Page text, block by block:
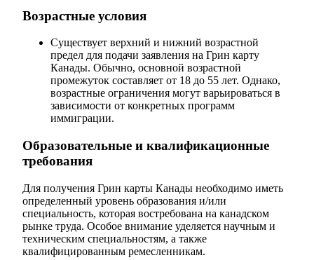
Возрастные условия
Существует верхний и нижний возрастной
предел для подачи заявления на Грин карту
Канады. Обычно, основной возрастной
промежуток составляет от 18 до 55 лет. Однако,
возрастные ограничения могут варьироваться в
зависимости от конкретных программ
иммиграции.
Образовательные и квалификационные
требования
Для получения Грин карты Канады необходимо иметь
определенный уровень образования и/или
специальность, которая востребована на канадском
рынке труда. Особое внимание уделяется научным и
техническим специальностям, а также
квалифицированным ремесленникам.